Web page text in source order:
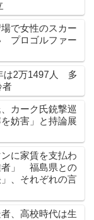
で女性のスカー
プロゴルファー
は2万1497人 多
者
カーク氏銃撃巡
妨害」と持論展
に家賃を支払わ
者」 福島県との
、それぞれの言
、高校時代は生